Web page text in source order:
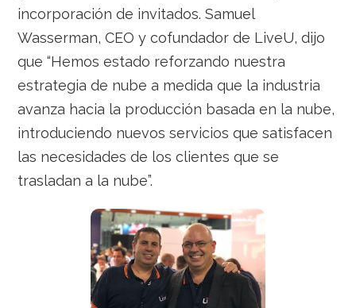
incorporación de invitados. Samuel
Wasserman, CEO y cofundador de LiveU, dijo
que “Hemos estado reforzando nuestra
estrategia de nube a medida que la industria
avanza hacia la producción basada en la nube,
introduciendo nuevos servicios que satisfacen
las necesidades de los clientes que se
trasladan a la nube”.